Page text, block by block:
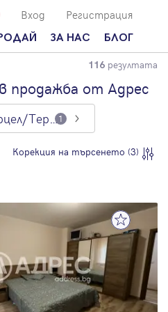
Вход Регистрация
да
с
ЗА НАС
Наши офиси
Кариери
Кои сме ние?
Мениджмънт
Франчайз
Често
задавани
въпроси
БЛОГ
За продавачи
За купувачи
кредитиране
За
наематели
Анализ на
пазара
Новини
116 резултата
продажба от Адрес
Парцел/Терен1
Корекция на търсенето (3)